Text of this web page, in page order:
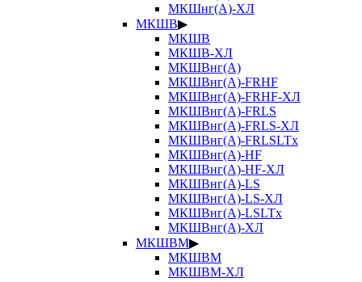
МКШнг(А)-ХЛ
МКШВ▶
МКШВ
МКШВ-ХЛ
МКШВнг(А)
МКШВнг(А)-FRHF
МКШВнг(А)-FRHF-ХЛ
МКШВнг(А)-FRLS
МКШВнг(А)-FRLS-ХЛ
МКШВнг(А)-FRLSLTx
МКШВнг(А)-HF
МКШВнг(А)-HF-ХЛ
МКШВнг(А)-LS
МКШВнг(А)-LS-ХЛ
МКШВнг(А)-LSLTx
МКШВнг(А)-ХЛ
МКШВМ▶
МКШВМ
МКШВМ-ХЛ